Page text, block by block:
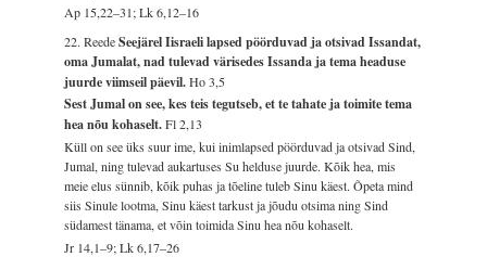
Ap 15,22–31; Lk 6,12–16
22. ReedeSeejärel Iisraeli lapsed pöörduvad ja otsivad Issandat,
oma Jumalat, nad tulevad värisedes Issanda ja tema headuse
juurde viimseil päevil.Ho 3,5
Sest Jumal on see, kes teis tegutseb, et te tahate ja toimite tema
hea nõu kohaselt.Fl 2,13
Küll on see üks suur ime, kui inimlapsed pöörduvad ja otsivad Sind,
Jumal, ning tulevad aukartuses Su helduse juurde. Kõik hea, mis
meie elus sünnib, kõik puhas ja tõeline tuleb Sinu käest. Õpeta mind
siis Sinule lootma, Sinu käest tarkust ja jõudu otsima ning Sind
südamest tänama, et võin toimida Sinu hea nõu kohaselt.
Jr 14,1–9; Lk 6,17–26